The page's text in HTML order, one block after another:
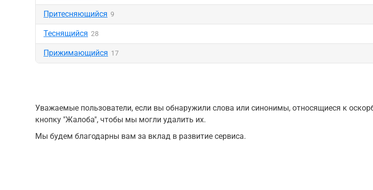
Притесняющийся 9
Теснящийся 28
Прижимающийся 17
Уважаемые пользователи, если вы обнаружили слова или синонимы, относящиеся к
кнопку "Жалоба", чтобы мы могли удалить их.
Мы будем благодарны вам за вклад в развитие сервиса.